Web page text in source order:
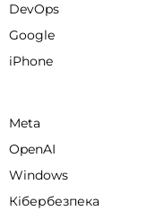
DevOps
Google
iPhone
Meta
OpenAI
Windows
Кібербезпека